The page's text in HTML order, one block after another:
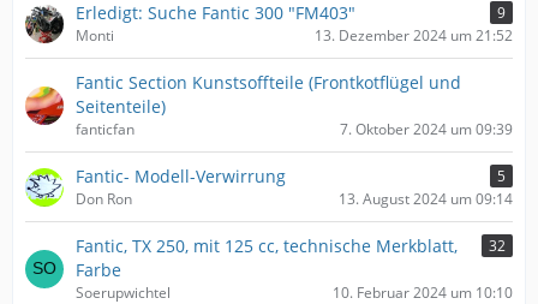
Erledigt: Suche Fantic 300 "FM403"
9
Monti
13. Dezember 2024 um 21:52
Fantic Section Kunstsoffteile (Frontkotflügel und
Seitenteile)
fanticfan 7. Oktober 2024 um 09:39
Fantic- Modell-Verwirrung
5
Don Ron
13. August 2024 um 09:14
Fantic, TX 250, mit 125 cc, technische Merkblatt,
Farbe
32
Soerupwichtel 10. Februar 2024 um 10:10